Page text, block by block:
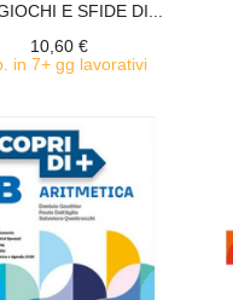
E SFIDE DI...
10,60 €
in 7+ gg lavorativi